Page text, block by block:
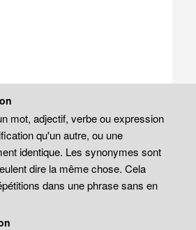
mot, adjectif, verbe ou expression
qu'un autre, ou une
identique. Les synonymes sont
dire la même chose. Cela
dans une phrase sans en